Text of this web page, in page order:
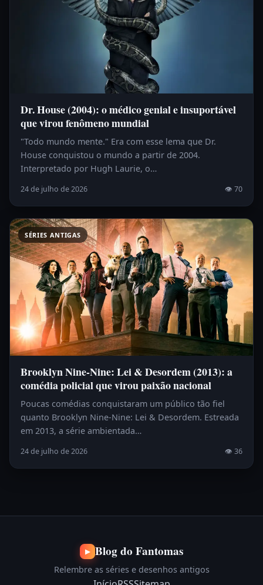
Dr. House (2004): o médico genial e insuportável
que virou fenômeno mundial
"Todo mundo mente." Era com esse lema que Dr.
House conquistou o mundo a partir de 2004.
Interpretado por Hugh Laurie, o…
24 de julho de 2026 👁 70
SÉRIES ANTIGAS
Brooklyn Nine-Nine: Lei & Desordem (2013): a
comédia policial que virou paixão nacional
Poucas comédias conquistaram um público tão fiel
quanto Brooklyn Nine-Nine: Lei & Desordem. Estreada
em 2013, a série ambientada…
24 de julho de 2026 👁 36
▶ Blog do Fantomas
Relembre as séries e desenhos antigos